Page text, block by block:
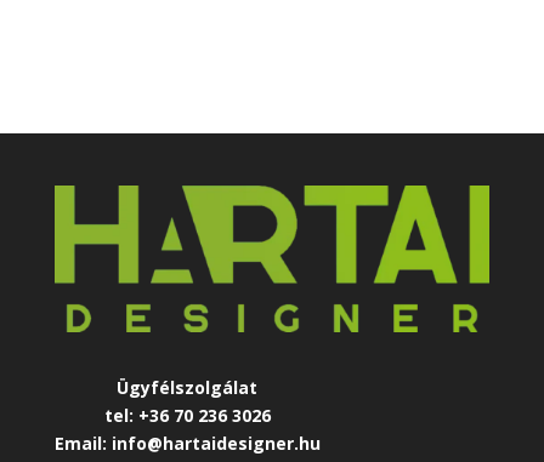
Ügyfélszolgálat
tel: +36 70 236 3026
Email: info@hartaidesigner.hu